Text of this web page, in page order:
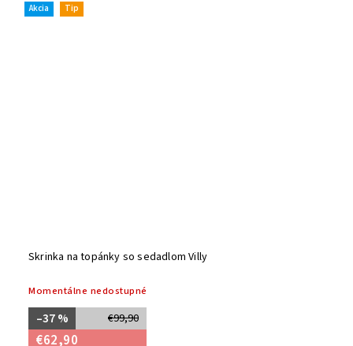
Akcia Tip
Skrinka na topánky so sedadlom Villy
Momentálne nedostupné
€99,90
–37 %
€62,90